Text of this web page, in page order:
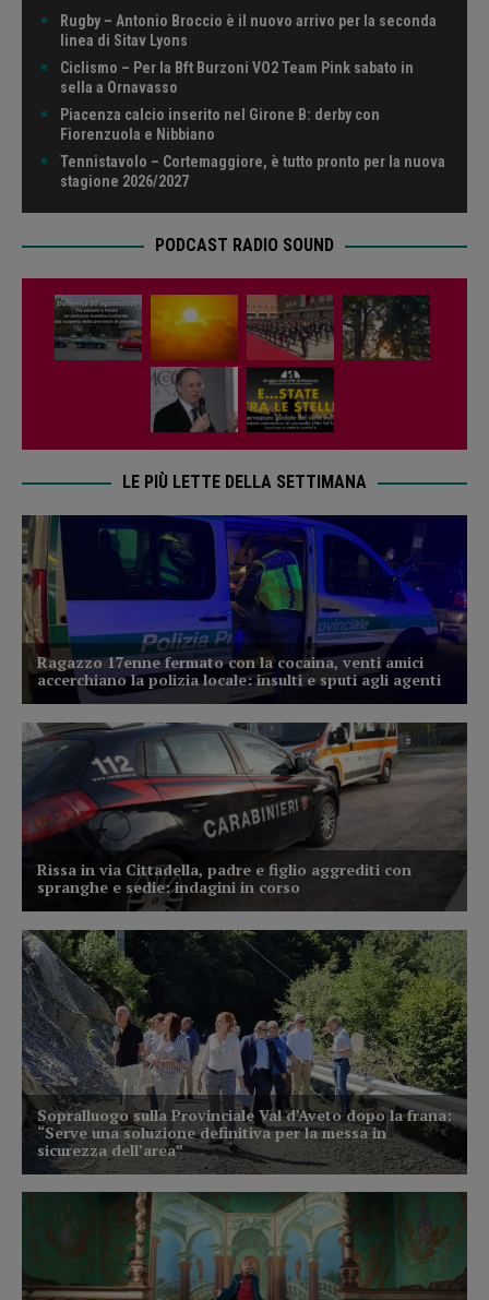
Rugby – Antonio Broccio è il nuovo arrivo per la seconda
linea di Sitav Lyons
Ciclismo – Per la Bft Burzoni VO2 Team Pink sabato in
sella a Ornavasso
Piacenza calcio inserito nel Girone B: derby con
Fiorenzuola e Nibbiano
Tennistavolo – Cortemaggiore, è tutto pronto per la nuova
stagione 2026/2027
PODCAST RADIO SOUND
LE PIÙ LETTE DELLA SETTIMANA